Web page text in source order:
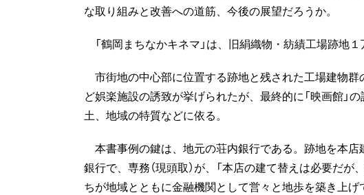
な取り組みと改善への道筋、今後の展望だろうか。
「鶴岡まちなかキネマ」は、旧絹織物・紡績工場跡地
市街地の中心部に位置する跡地と残された工場建物
ど娯楽施設の誘致が挙げられたが、最終的に「映画館」
土、地域の特質などに依る。
本書事例の鍵は、地元の荘内銀行である。跡地を本
銀行で、専務（現頭取）が、「本店の建て替えは必要だ
ちが地域とともに金融機関として営々と地歩を築き上